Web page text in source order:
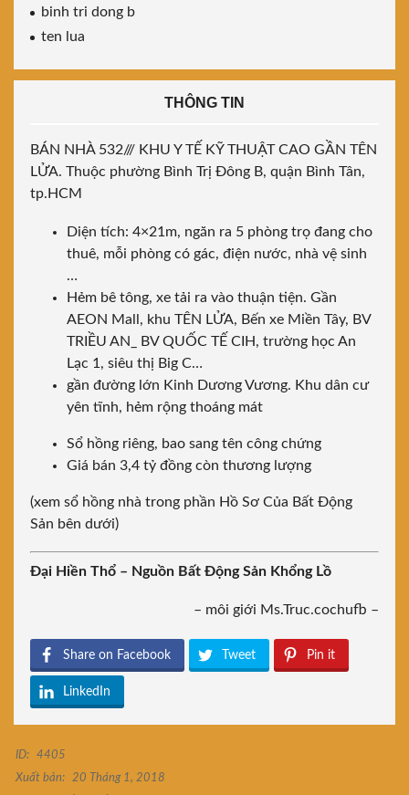
binh tri dong b
ten lua
THÔNG TIN
BÁN NHÀ 532/// KHU Y TẾ KỸ THUẬT CAO GẦN TÊN
LỬA. Thuộc phường Bình Trị Đông B, quận Bình Tân,
tp.HCM
Diện tích: 4×21m, ngăn ra 5 phòng trọ đang cho
thuê, mỗi phòng có gác, điện nước, nhà vệ sinh
…
Hẻm bê tông, xe tải ra vào thuận tiện. Gần
AEON Mall, khu TÊN LỬA, Bến xe Miền Tây, BV
TRIỀU AN_ BV QUỐC TẾ CIH, trường học An
Lạc 1, siêu thị Big C…
gần đường lớn Kinh Dương Vương. Khu dân cư
yên tĩnh, hẻm rộng thoáng mát
Sổ hồng riêng, bao sang tên công chứng
Giá bán 3,4 tỷ đồng còn thương lượng
(xem sổ hồng nhà trong phần Hồ Sơ Của Bất Động
Sản bên dưới)
Đại Hiền Thổ – Nguồn Bất Động Sản Khổng Lồ
– môi giới Ms.Truc.cochufb –
Share on Facebook Tweet Pin it
LinkedIn
ID:
4405
Xuất bản:
20 Tháng 1, 2018